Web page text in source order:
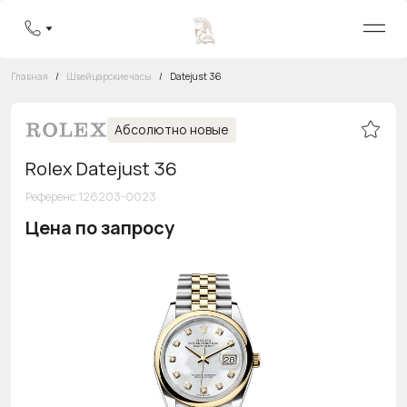
Бесплатная горячая линия8 800 555-95-99
Главная / Швейцарские часы / Datejust 36
Абсолютно новые
Rolex Datejust 36
Референс:126203-0023
Цена по запросу